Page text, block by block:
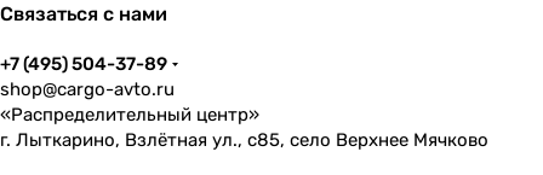
Связаться с нами
+7 (495) 504-37-89
shop@cargo-avto.ru
«Распределительный центр»
г. Лыткарино, Взлётная ул., с85, село Верхнее Мячково